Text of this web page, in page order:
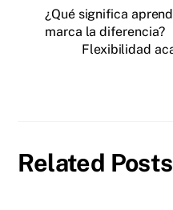
¿Qué significa
marca la diferencia?
Flexibilidad
Related Posts